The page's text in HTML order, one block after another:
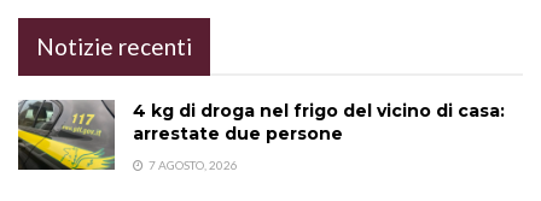
Notizie recenti
4 kg di droga nel frigo del vicino di casa:
arrestate due persone
7 AGOSTO, 2026